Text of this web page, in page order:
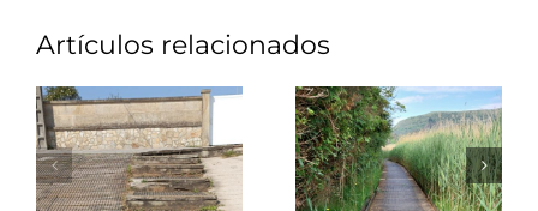
Artículos relacionados